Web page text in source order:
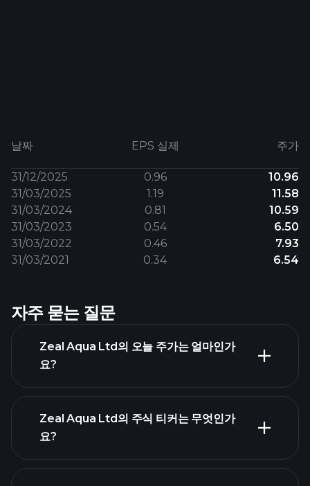
날짜 EPS 실제 주가
31/12/2025 0.96
10.96
31/03/2025
1.19
11.58
31/03/2024
0.81
10.59
31/03/2023
0.54
6.50
31/03/2022
0.46
7.93
31/03/2021
0.34 6.54
자주 묻는 질문
Zeal Aqua Ltd의 오늘 주가는 얼마인가
요?
Zeal Aqua Ltd의 주식 티커는 무엇인가
요?